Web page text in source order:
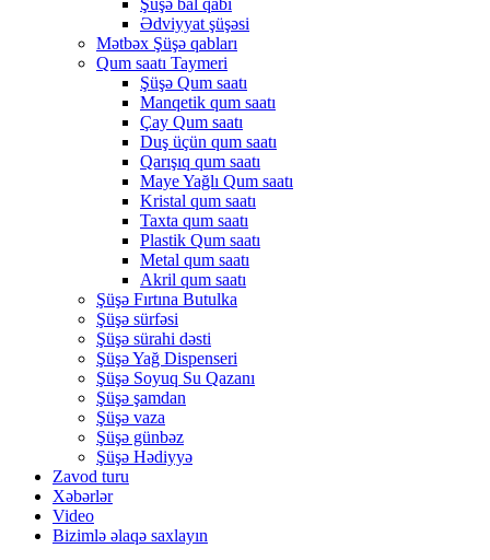
Şüşə bal qabı
Ədviyyat şüşəsi
Mətbəx Şüşə qabları
Qum saatı Taymeri
Şüşə Qum saatı
Manqetik qum saatı
Çay Qum saatı
Duş üçün qum saatı
Qarışıq qum saatı
Maye Yağlı Qum saatı
Kristal qum saatı
Taxta qum saatı
Plastik Qum saatı
Metal qum saatı
Akril qum saatı
Şüşə Fırtına Butulka
Şüşə sürfəsi
Şüşə sürahi dəsti
Şüşə Yağ Dispenseri
Şüşə Soyuq Su Qazanı
Şüşə şamdan
Şüşə vaza
Şüşə günbəz
Şüşə Hədiyyə
Zavod turu
Xəbərlər
Video
Bizimlə əlaqə saxlayın